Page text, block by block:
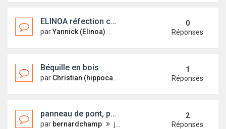
ELINOA réfection coque / joint de quille etc...après RASSO 2018
parYannick (Elinoa) jeu. 16 août 2018 11:56
0
Réponses
Béquille en bois
par Christian (hippocampe) ven. 23 févr. 2018 15:19
1
Réponses
panneau de pont, pose joint
par bernardchamp jeu. 19 juil. 2018 16:18
2
Réponses